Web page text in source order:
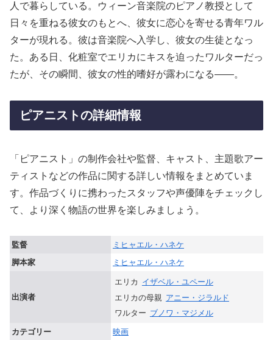
人で暮らしている。ウィーン音楽院のピアノ教授として
日々を重ねる彼女のもとへ、彼女に恋心を寄せる青年ワル
ターが現れる。彼は音楽院へ入学し、彼女の生徒となっ
た。ある日、化粧室でエリカにキスを迫ったワルターだっ
たが、その瞬間、彼女の性的嗜好が露わになる――。
ピアニストの詳細情報
「ピアニスト」の制作会社や監督、キャスト、主題歌アー
ティストなどの作品に関する詳しい情報をまとめていま
す。作品づくりに携わったスタッフや声優陣をチェックし
て、より深く物語の世界を楽しみましょう。
監督
ミヒャエル・ハネケ
脚本家
ミヒャエル・ハネケ
出演者
エリカ イザベル・ユペール
エリカの母親 アニー・ジラルド
ワルター ブノワ・マジメル
カテゴリー
映画